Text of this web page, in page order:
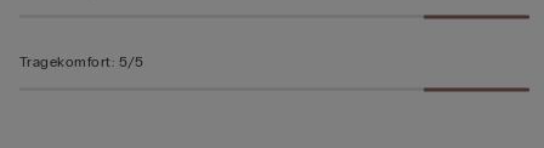
Tragekomfort: 5/5